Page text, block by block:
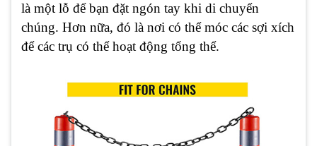
là một lỗ để bạn đặt ngón tay khi di chuyển
chúng. Hơn nữa, đó là nơi có thể móc các sợi xích
để các trụ có thể hoạt động tổng thể.